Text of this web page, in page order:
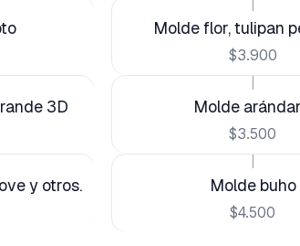
Molde flor, tulipan
$3.900
3D Molde
$3.500
y otros. Molde buho
$4.500